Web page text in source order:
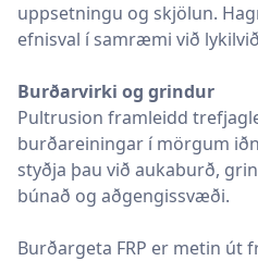
uppsetningu og skjölun.
efnisval í samræmi við
Burðarvirki og grindur
Pultrusion framleidd
burðareiningar í mörgum
styðja þau við aukaburð,
búnað og aðgengissvæði.
Burðargeta FRP er metin út